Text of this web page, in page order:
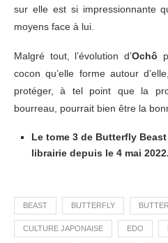
sur elle est si impressionnante
moyens face à lui.
Malgré tout, l’évolution d’Ochô
cocon qu’elle forme autour
protéger, à tel point que la
bourreau, pourrait bien être la
Le tome 3 de Butterfly
librairie depuis le 4 mai 2022.
BEAST BUTTERFLY
CULTURE JAPONAISE EDO